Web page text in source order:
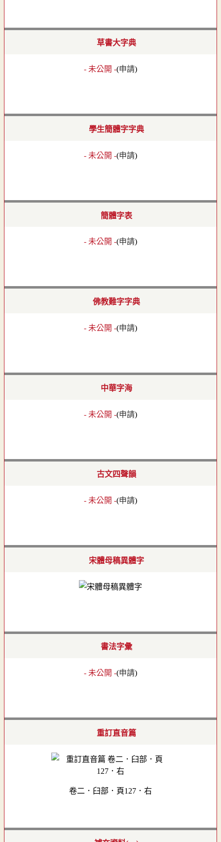
草書大字典
- 未公開 -(申請)
學生簡體字字典
- 未公開 -(申請)
簡體字表
- 未公開 -(申請)
佛教難字字典
- 未公開 -(申請)
中華字海
- 未公開 -(申請)
古文四聲韻
- 未公開 -(申請)
宋體母稿異體字
書法字彙
- 未公開 -(申請)
重訂直音篇
卷二．臼部．頁127．右